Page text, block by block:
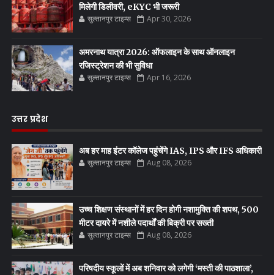
मिलेगी डिलीवरी, eKYC भी जरूरी
सुल्तानपुर टाइम्स Apr 30, 2026
अमरनाथ यात्रा 2026: ऑफलाइन के साथ ऑनलाइन
रजिस्ट्रेशन की भी सुविधा
सुल्तानपुर टाइम्स Apr 16, 2026
उत्तर प्रदेश
अब हर माह इंटर कॉलेज पहुंचेंगे IAS, IPS और IFS अधिकारी
सुल्तानपुर टाइम्स Aug 08, 2026
उच्च शिक्षण संस्थानों में हर दिन होगी नशामुक्ति की शपथ, 500
मीटर दायरे में नशीले पदार्थों की बिक्री पर सख्ती
सुल्तानपुर टाइम्स Aug 08, 2026
परिषदीय स्कूलों में अब शनिवार को लगेगी ‘मस्ती की पाठशाला’,